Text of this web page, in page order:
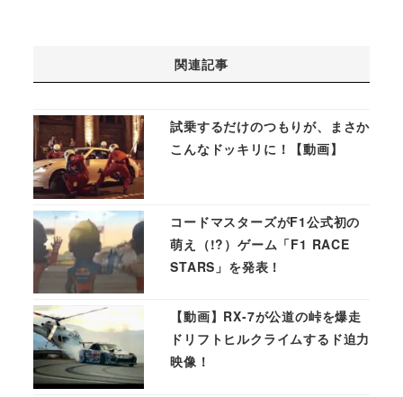
関連記事
試乗するだけのつもりが、まさか
こんなドッキリに！【動画】
コードマスターズがF1公式初の
萌え（!?）ゲーム「F1 RACE
STARS」を発表！
【動画】RX-7が公道の峠を爆走
ドリフトヒルクライムするド迫力
映像！